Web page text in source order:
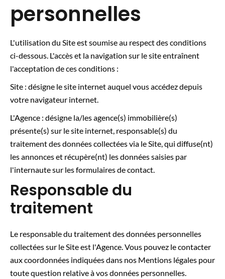
personnelles
L'utilisation du Site est soumise au respect des conditions
ci-dessous. L'accès et la navigation sur le site entraînent
l'acceptation de ces conditions :
Site : désigne le site internet auquel vous accédez depuis
votre navigateur internet.
L'Agence : désigne la/les agence(s) immobilière(s)
présente(s) sur le site internet, responsable(s) du
traitement des données collectées via le Site, qui diffuse(nt)
les annonces et récupère(nt) les données saisies par
l'internaute sur les formulaires de contact.
Responsable du
traitement
Le responsable du traitement des données personnelles
collectées sur le Site est l'Agence. Vous pouvez le contacter
aux coordonnées indiquées dans nos Mentions légales pour
toute question relative à vos données personnelles.